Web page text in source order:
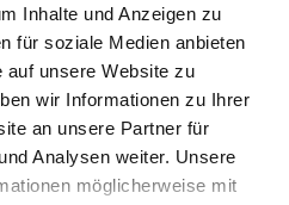
Inhalte und Anzeigen zu
für soziale Medien anbieten
auf unsere Website zu
wir Informationen zu Ihrer
an unsere Partner für
Analysen weiter. Unsere
möglicherweise mit
Ermächtigung zur
ambulanten Behandlung
nach § 116 SGB V bzw. §